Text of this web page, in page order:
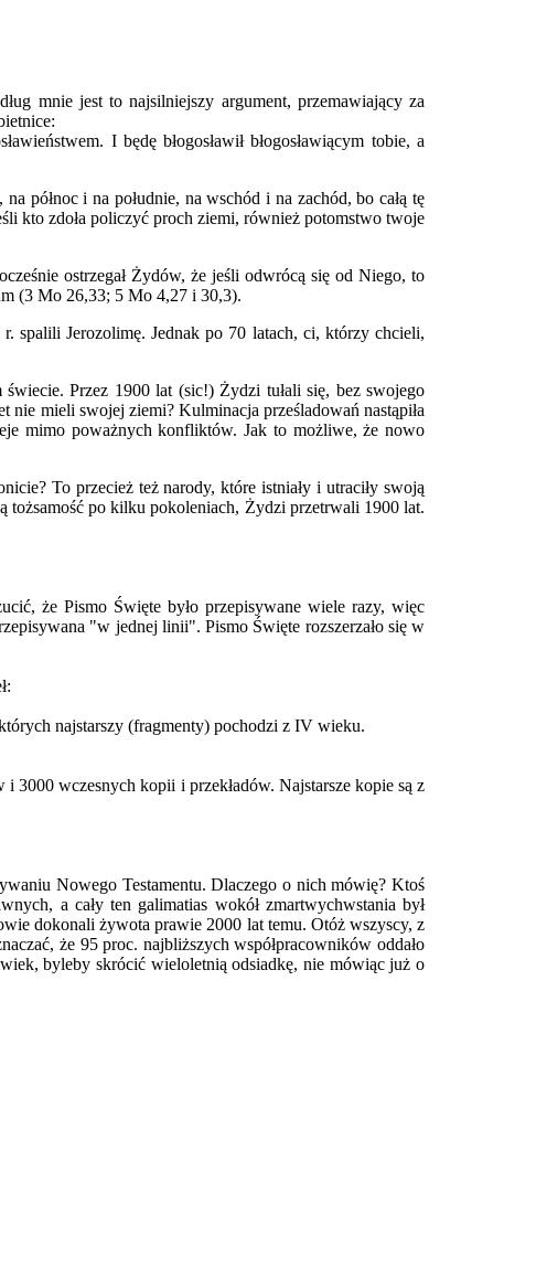
mnie jest to najsilniejszy argument, przemawiający za
I będę błogosławił błogosławiącym tobie, a
północ i na południe, na wschód i na zachód, bo całą tę
kto zdoła policzyć proch ziemi, również potomstwo twoje
ostrzegał Żydów, że jeśli odwrócą się od Niego, to
(3 Mo 26,33; 5 Mo 4,27 i 30,3).
spalili Jerozolimę. Jednak po 70 latach, ci, którzy chcieli,
Przez 1900 lat (sic!) Żydzi tułali się, bez swojego
mieli swojej ziemi? Kulminacja prześladowań nastąpiła
mimo poważnych konfliktów. Jak to możliwe, że nowo
To przecież też narody, które istniały i utraciły swoją
po kilku pokoleniach, Żydzi przetrwali 1900 lat.
że Pismo Święte było przepisywane wiele razy, więc
"w jednej linii". Pismo Święte rozszerzało się w
najstarszy (fragmenty) pochodzi z IV wieku.
3000 wczesnych kopii i przekładów. Najstarsze kopie są z
Nowego Testamentu. Dlaczego o nich mówię? Ktoś
a cały ten galimatias wokół zmartwychwstania był
dokonali żywota prawie 2000 lat temu. Otóż wszyscy, z
że 95 proc. najbliższych współpracowników oddało
byleby skrócić wieloletnią odsiadkę, nie mówiąc już o